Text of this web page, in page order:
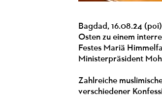
Bagdad, 16.08.24
Osten zu einem
Festes Mariä
Ministerpräsident
Zahlreiche
verschiedener